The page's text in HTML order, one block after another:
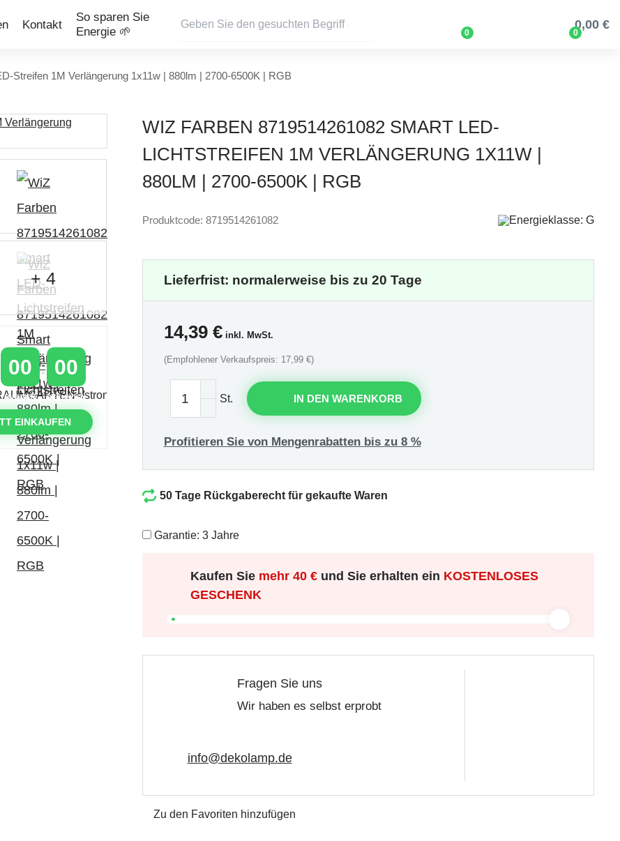
Kontakt
So sparen Sie
Energie 🌱
0 0
0,00 €
Streifen 1M Verlängerung 1x11w | 880lm | 2700-6500K | RGB
WIZ FARBEN 8719514261082 SMART LED-
LICHTSTREIFEN 1M VERLÄNGERUNG 1X11W |
880LM | 2700-6500K | RGB
+ 4
00
MINUTEN
00
SEKUNDEN
EINKAUFEN
Produktcode: 8719514261082
Lieferfrist: normalerweise bis zu 20 Tage
14,39€inkl. MwSt.
(Empfohlener Verkaufspreis: 17,99 €)
St. IN DEN WARENKORB
Profitieren Sie von Mengenrabatten bis zu 8 %
50 Tage Rückgaberecht für gekaufte Waren
Garantie: 3 Jahre
Kaufen Sie mehr 40 € und Sie erhalten ein KOSTENLOSES
GESCHENK
Fragen Sie uns
Wir haben es selbst erprobt
info@dekolamp.de
Zu den Favoriten hinzufügen